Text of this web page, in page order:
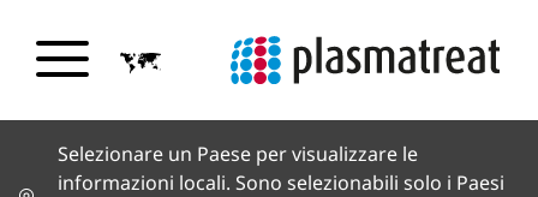
Selezionare un Paese per visualizzare le
informazioni locali. Sono selezionabili solo i Paesi